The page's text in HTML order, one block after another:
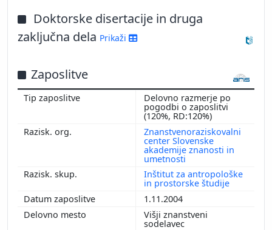
Doktorske disertacije in druga
zaključna dela Prikaži
Zaposlitve
Delovno razmerje po
pogodbi o zaposlitvi
(120%, RD:120%)
Znanstvenoraziskovalni
center Slovenske
akademije znanosti in
umetnosti
Inštitut za antropološke
in prostorske študije
1.11.2004
Višji znanstveni
sodelavec